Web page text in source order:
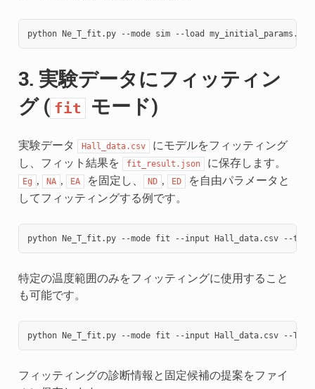
python Ne_T_fit.py --mode sim --load
3. 実験データにフィッティン
グ ( fit モード)
実験データ Hall_data.csv
にモデルをフィッティング
し、フィット結果を
fit_result.json に保存します。
Eg , NA , EA を固定し、 ND , ED
を自由パラメータと
してフィッティングする例です。
python Ne_T_fit.py --mode fit --input Hall_data.csv --
特定の温度範囲のみをフィッティングに使用すること
も可能です。
python Ne_T_fit.py --mode fit --input Hall_data.csv --
フィッティングの診断情報と固定候補の提案をファイ